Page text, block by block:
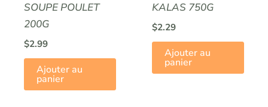
SOUPE POULET
200G
$2.99
Ajouter au
panier
KALAS 750G
$2.29
Ajouter au
panier